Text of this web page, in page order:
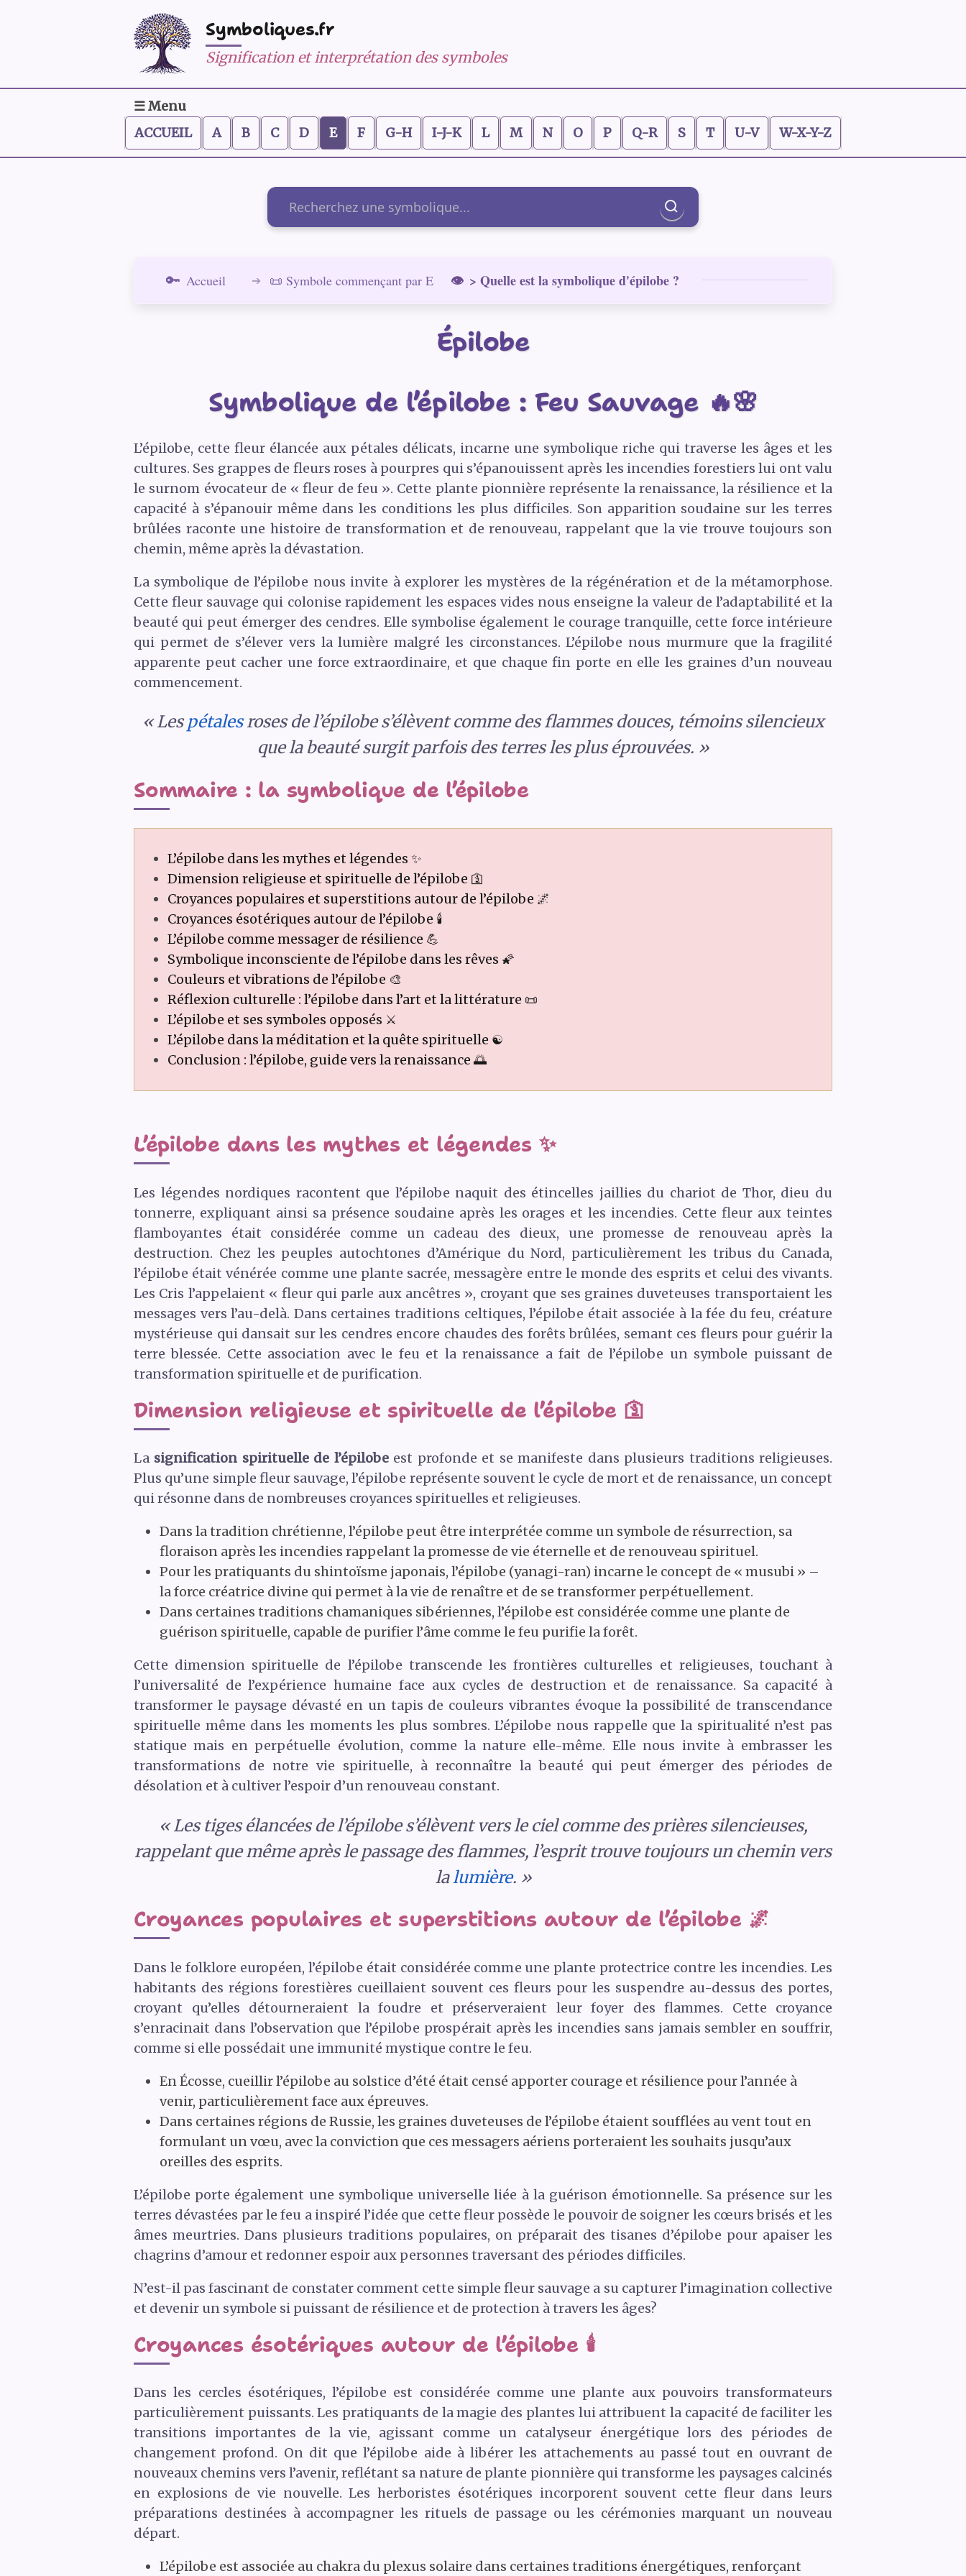
Symboliques.fr
Signification et interprétation des symboles
☰ Menu
ACCUEIL
A B C D E F G-H I-J-K L M N O P Q-R S T U-V W-X-Y-Z
Rechercher
Accueil 📜 Symbole commençant par E > Quelle est la symbolique d'épilobe ?
Épilobe
Symbolique de l’épilobe : Feu Sauvage 🔥🌸
L’épilobe, cette fleur élancée aux pétales délicats, incarne une symbolique riche qui traverse les âges et les
cultures. Ses grappes de fleurs roses à pourpres qui s’épanouissent après les incendies forestiers lui ont valu
le surnom évocateur de « fleur de feu ». Cette plante pionnière représente la renaissance, la résilience et la
capacité à s’épanouir même dans les conditions les plus difficiles. Son apparition soudaine sur les terres
brûlées raconte une histoire de transformation et de renouveau, rappelant que la vie trouve toujours son
chemin, même après la dévastation.
La symbolique de l’épilobe nous invite à explorer les mystères de la régénération et de la métamorphose.
Cette fleur sauvage qui colonise rapidement les espaces vides nous enseigne la valeur de l’adaptabilité et la
beauté qui peut émerger des cendres. Elle symbolise également le courage tranquille, cette force intérieure
qui permet de s’élever vers la lumière malgré les circonstances. L’épilobe nous murmure que la fragilité
apparente peut cacher une force extraordinaire, et que chaque fin porte en elle les graines d’un nouveau
commencement.
« Lespétalesroses de l’épilobe s’élèvent comme des flammes douces, témoins silencieux
que la beauté surgit parfois des terres les plus éprouvées. »
Sommaire : la symbolique de l’épilobe
L’épilobe dans les mythes et légendes ✨
Dimension religieuse et spirituelle de l’épilobe 🛐
Croyances populaires et superstitions autour de l’épilobe 🌌
Croyances ésotériques autour de l’épilobe 🕯️
L’épilobe comme messager de résilience 💪
Symbolique inconsciente de l’épilobe dans les rêves 🌠
Couleurs et vibrations de l’épilobe 🎨
Réflexion culturelle : l’épilobe dans l’art et la littérature 📜
L’épilobe et ses symboles opposés ⚔️
L’épilobe dans la méditation et la quête spirituelle ☯️
Conclusion : l’épilobe, guide vers la renaissance 🌅
L’épilobe dans les mythes et légendes ✨
Les légendes nordiques racontent que l’épilobe naquit des étincelles jaillies du chariot de Thor, dieu du
tonnerre, expliquant ainsi sa présence soudaine après les orages et les incendies. Cette fleur aux teintes
flamboyantes était considérée comme un cadeau des dieux, une promesse de renouveau après la
destruction. Chez les peuples autochtones d’Amérique du Nord, particulièrement les tribus du Canada,
l’épilobe était vénérée comme une plante sacrée, messagère entre le monde des esprits et celui des vivants.
Les Cris l’appelaient « fleur qui parle aux ancêtres », croyant que ses graines duveteuses transportaient les
messages vers l’au-delà. Dans certaines traditions celtiques, l’épilobe était associée à la fée du feu, créature
mystérieuse qui dansait sur les cendres encore chaudes des forêts brûlées, semant ces fleurs pour guérir la
terre blessée. Cette association avec le feu et la renaissance a fait de l’épilobe un symbole puissant de
transformation spirituelle et de purification.
Dimension religieuse et spirituelle de l’épilobe 🛐
La signification spirituelle de l’épilobeest profonde et se manifeste dans plusieurs traditions religieuses.
Plus qu’une simple fleur sauvage, l’épilobe représente souvent le cycle de mort et de renaissance, un concept
qui résonne dans de nombreuses croyances spirituelles et religieuses.
Dans la tradition chrétienne, l’épilobe peut être interprétée comme un symbole de résurrection, sa
floraison après les incendies rappelant la promesse de vie éternelle et de renouveau spirituel.
Pour les pratiquants du shintoïsme japonais, l’épilobe (yanagi-ran) incarne le concept de « musubi » –
la force créatrice divine qui permet à la vie de renaître et de se transformer perpétuellement.
Dans certaines traditions chamaniques sibériennes, l’épilobe est considérée comme une plante de
guérison spirituelle, capable de purifier l’âme comme le feu purifie la forêt.
Cette dimension spirituelle de l’épilobe transcende les frontières culturelles et religieuses, touchant à
l’universalité de l’expérience humaine face aux cycles de destruction et de renaissance. Sa capacité à
transformer le paysage dévasté en un tapis de couleurs vibrantes évoque la possibilité de transcendance
spirituelle même dans les moments les plus sombres. L’épilobe nous rappelle que la spiritualité n’est pas
statique mais en perpétuelle évolution, comme la nature elle-même. Elle nous invite à embrasser les
transformations de notre vie spirituelle, à reconnaître la beauté qui peut émerger des périodes de
désolation et à cultiver l’espoir d’un renouveau constant.
« Les tiges élancées de l’épilobe s’élèvent vers le ciel comme des prières silencieuses,
rappelant que même après le passage des flammes, l’esprit trouve toujours un chemin vers
lalumière. »
Croyances populaires et superstitions autour de l’épilobe 🌌
Dans le folklore européen, l’épilobe était considérée comme une plante protectrice contre les incendies. Les
habitants des régions forestières cueillaient souvent ces fleurs pour les suspendre au-dessus des portes,
croyant qu’elles détourneraient la foudre et préserveraient leur foyer des flammes. Cette croyance
s’enracinait dans l’observation que l’épilobe prospérait après les incendies sans jamais sembler en souffrir,
comme si elle possédait une immunité mystique contre le feu.
En Écosse, cueillir l’épilobe au solstice d’été était censé apporter courage et résilience pour l’année à
venir, particulièrement face aux épreuves.
Dans certaines régions de Russie, les graines duveteuses de l’épilobe étaient soufflées au vent tout en
formulant un vœu, avec la conviction que ces messagers aériens porteraient les souhaits jusqu’aux
oreilles des esprits.
L’épilobe porte également une symbolique universelle liée à la guérison émotionnelle. Sa présence sur les
terres dévastées par le feu a inspiré l’idée que cette fleur possède le pouvoir de soigner les cœurs brisés et les
âmes meurtries. Dans plusieurs traditions populaires, on préparait des tisanes d’épilobe pour apaiser les
chagrins d’amour et redonner espoir aux personnes traversant des périodes difficiles.
N’est-il pas fascinant de constater comment cette simple fleur sauvage a su capturer l’imagination collective
et devenir un symbole si puissant de résilience et de protection à travers les âges?
Croyances ésotériques autour de l’épilobe 🕯️
Dans les cercles ésotériques, l’épilobe est considérée comme une plante aux pouvoirs transformateurs
particulièrement puissants. Les pratiquants de la magie des plantes lui attribuent la capacité de faciliter les
transitions importantes de la vie, agissant comme un catalyseur énergétique lors des périodes de
changement profond. On dit que l’épilobe aide à libérer les attachements au passé tout en ouvrant de
nouveaux chemins vers l’avenir, reflétant sa nature de plante pionnière qui transforme les paysages calcinés
en explosions de vie nouvelle. Les herboristes ésotériques incorporent souvent cette fleur dans leurs
préparations destinées à accompagner les rituels de passage ou les cérémonies marquant un nouveau
départ.
L’épilobe est associée au chakra du plexus solaire dans certaines traditions énergétiques, renforçant